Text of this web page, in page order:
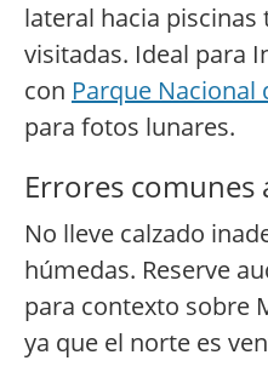
lateral hacia
visitadas. Ideal para
con Parque Nacional
para fotos lunares.
Errores comunes
No lleve calzado
húmedas. Reserve
para contexto sobre
ya que el norte es